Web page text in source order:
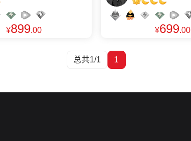
¥899.00 ¥699.00
总共1/1 1